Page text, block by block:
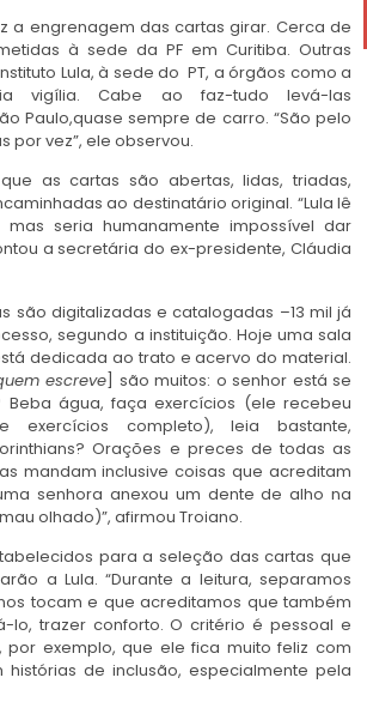
a engrenagem das cartas girar. Cerca de
à sede da PF em Curitiba. Outras
Lula, à sede do PT, a órgãos como a
vigília. Cabe ao faz-tudo levá-las
Paulo,quase sempre de carro. “São pelo
por vez”, ele observou.
as cartas são abertas, lidas, triadas,
ao destinatário original. “Lula lê
seria humanamente impossível dar
a secretária do ex-presidente, Cláudia
são digitalizadas e catalogadas –13 mil já
segundo a instituição. Hoje uma sala
dedicada ao trato e acervo do material.
escreve] são muitos: o senhor está se
Beba água, faça exercícios (ele recebeu
exercícios completo), leia bastante,
Orações e preces de todas as
mandam inclusive coisas que acreditam
senhora anexou um dente de alho na
olhado)”, afirmou Troiano.
para a seleção das cartas que
a Lula. “Durante a leitura, separamos
tocam e que acreditamos que também
lo, trazer conforto. O critério é pessoal e
por exemplo, que ele fica muito feliz com
de inclusão, especialmente pela